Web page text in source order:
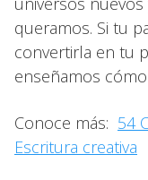
queramos. Si tu
convertirla en tu
enseñamos
Conoce más: 54
Escritura creativa